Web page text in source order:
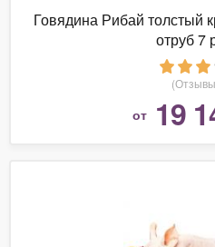
Говядина Рибай толстый
отруб 7
от 19